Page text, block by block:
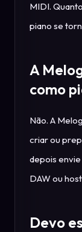
MIDI.
piano se
A
como
Não. A
criar ou
depois envie
DAW ou
Devo